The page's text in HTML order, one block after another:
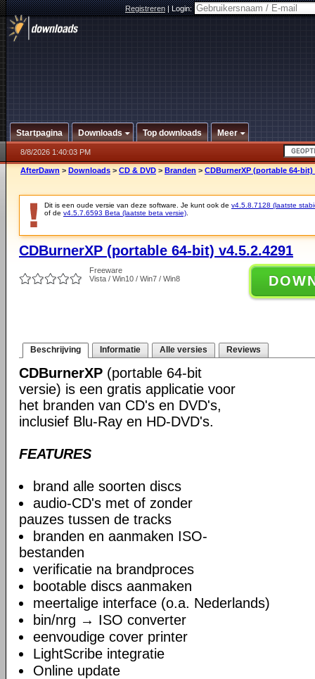
Registreren|Login:
Startpagina Downloads Top downloads Meer
8/8/2026 1:40:03 PM
AfterDawn > Downloads > CD & DVD > Branden > CDBurnerXP (portable 64-bit)
Dit is een oude versie van deze software. Je kunt ook de v4.5.8.7128 (laatste
of de v4.5.7.6593 Beta (laatste beta versie)
CDBurnerXP (portable 64-bit) v4.5.2.4291
Freeware
Vista / Win10 / Win7 / Win8
Beschrijving Informatie Alle versies Reviews
CDBurnerXP (portable 64-bit
versie) is een gratis applicatie voor
het branden van CD's en DVD's,
inclusief Blu-Ray en HD-DVD's.
FEATURES
brand alle soorten discs
audio-CD's met of zonder
pauzes tussen de tracks
branden en aanmaken ISO-
bestanden
verificatie na brandproces
bootable discs aanmaken
meertalige interface (o.a. Nederlands)
bin/nrg → ISO converter
eenvoudige cover printer
LightScribe integratie
Online update